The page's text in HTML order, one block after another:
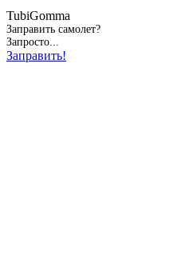
TubiGomma
Заправить самолет?
Запросто...
Заправить!